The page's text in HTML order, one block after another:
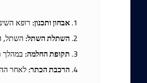
אבחון ותכנון:רופא
השתלת השתל: השתל,
תקופת החלמה:
הרכבת הכתר:לאחר